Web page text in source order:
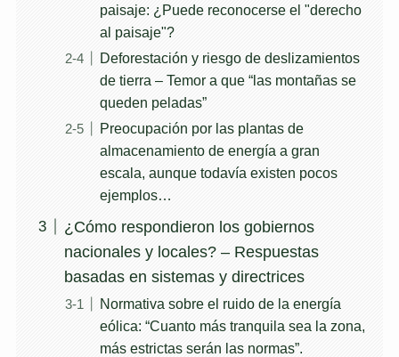
paisaje: ¿Puede reconocerse el "derecho
al paisaje"?
Deforestación y riesgo de deslizamientos
de tierra – Temor a que “las montañas se
queden peladas”
Preocupación por las plantas de
almacenamiento de energía a gran
escala, aunque todavía existen pocos
ejemplos…
¿Cómo respondieron los gobiernos
nacionales y locales? – Respuestas
basadas en sistemas y directrices
Normativa sobre el ruido de la energía
eólica: “Cuanto más tranquila sea la zona,
más estrictas serán las normas”.